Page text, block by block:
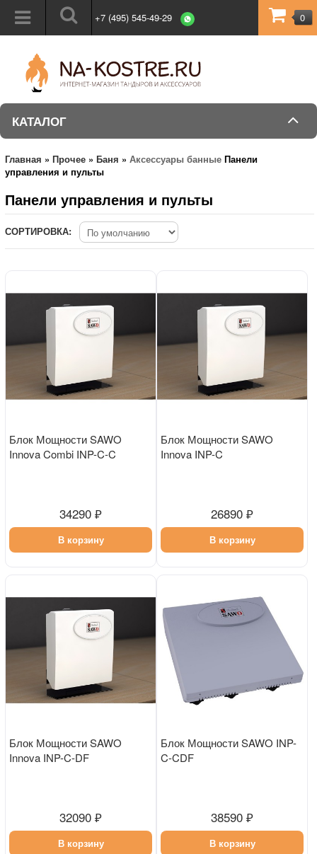
+7 (495) 545-49-29 0
КАТАЛОГ
Главная » Прочее » Баня » Аксессуары банные Панели
управления и пульты
Панели управления и пульты
СОРТИРОВКА:
Блок Мощности SAWO
Innova Combi INP-C-C
34290 ₽
В корзину
Блок Мощности SAWO
Innova INP-C
26890 ₽
В корзину
Блок Мощности SAWO
Innova INP-C-DF
32090 ₽
В корзину
Блок Мощности SAWO INP-
C-CDF
38590 ₽
В корзину